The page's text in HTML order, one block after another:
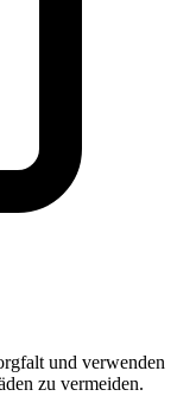
und verwenden
zu vermeiden.